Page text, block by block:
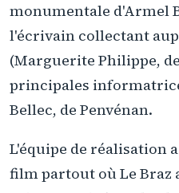
monumentale d'Armel
l'écrivain collectant
(Marguerite Philippe,
principales
Bellec, de Penvénan.
L'équipe de réalisation
film partout où Le Braz